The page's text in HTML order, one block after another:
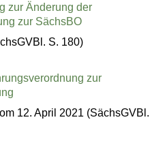
zur Änderung der
zur SächsBO
S. 180)
zur
12. April 2021 (SächsGVBl.